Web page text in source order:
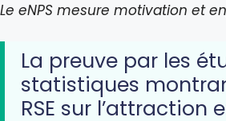
Le eNPS mesure motivation et
La preuve par les
statistiques
RSE sur l’attraction